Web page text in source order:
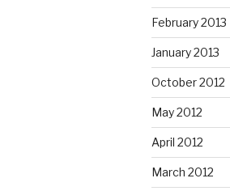
February 2013
January 2013
October 2012
May 2012
April 2012
March 2012